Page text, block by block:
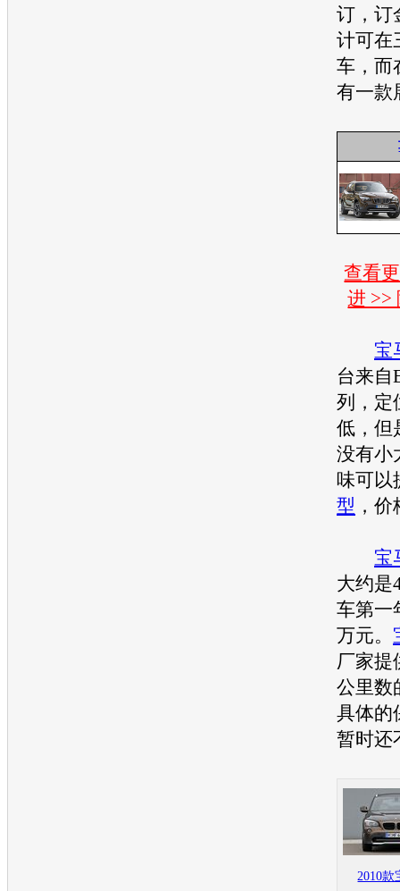
订，订
计可在
车，而
有一款
查看
进 >>
宝
台来自
列，定
低，但
没有小
味可以
型 ，
宝
大约是
车第一
万元。
厂家提
公里数
具体的
暂时还
2010款